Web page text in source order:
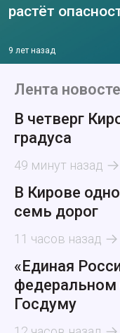
растёт
9 лет назад
Лента
В четверг
градуса
49 минут назад
В Кирове
семь дорог
11 часов назад
«Единая
федеральном
Госдуму